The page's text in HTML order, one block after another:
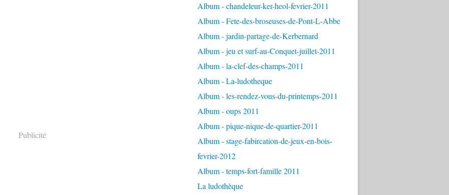
Publicité
Album - chandeleur-ker-heol-fevrier-2011
Album - Fete-des-broseuses-de-Pont-L-Abbe
Album - jardin-partage-de-Kerbernard
Album - jeu et surf-au-Conquet-juillet-2011
Album - la-clef-des-champs-2011
Album - La-ludotheque
Album - les-rendez-vous-du-printemps-2011
Album - oups 2011
Album - pique-nique-de-quartier-2011
Album - stage-fabircation-de-jeux-en-bois-
fevrier-2012
Album - temps-fort-famille 2011
La ludothèque